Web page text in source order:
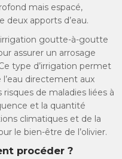
mais espacé,
apports d’eau.
goutte-à-goutte
assurer un arrosage
type d’irrigation permet
directement aux
de maladies liées à
et la quantité
climatiques et de la
le bien-être de l’olivier.
procéder ?